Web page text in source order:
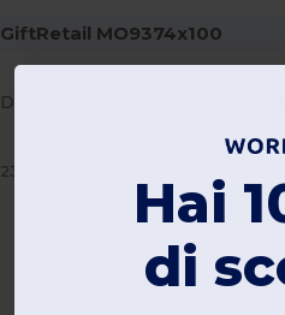
GiftRetail MO9374x100
23 g
Hai
di